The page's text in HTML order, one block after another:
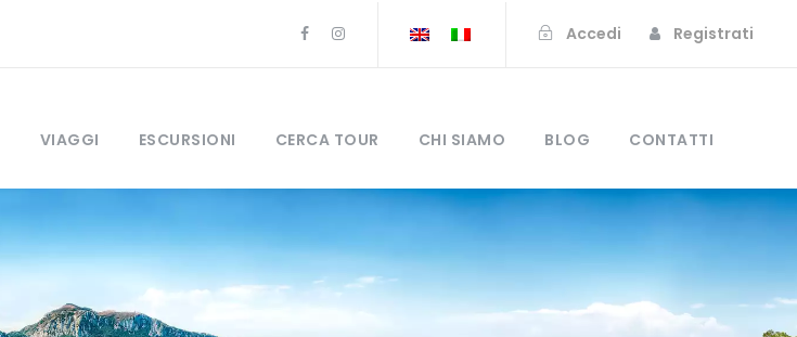
Accedi Registrati
VIAGGI ESCURSIONI CERCA TOUR CHI SIAMO BLOG CONTATTI